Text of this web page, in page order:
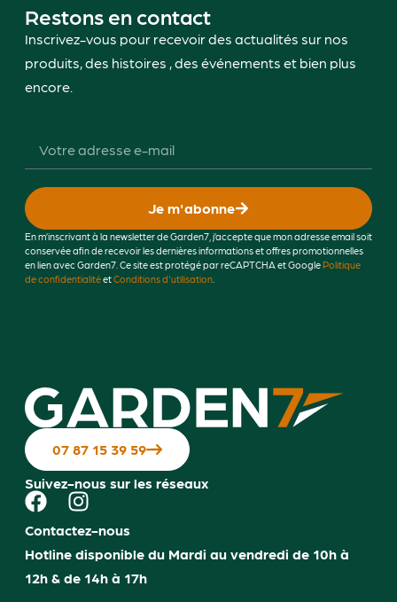
Restons en contact
Inscrivez-vous pour recevoir des actualités sur nos
produits, des histoires , des événements et bien plus
encore.
Je m'abonne
En m’inscrivant à la newsletter de Garden7, j’accepte que mon adresse email soit
conservée afin de recevoir les dernières informations et offres promotionnelles
en lien avec Garden7. Ce site est protégé par reCAPTCHA et GooglePolitique
de confidentialitéetConditions d'utilisation.
07 87 15 39 59
Suivez-nous sur les réseaux
Contactez-nous
Hotline disponible du Mardi au vendredi de 10h à
12h & de 14h à 17h